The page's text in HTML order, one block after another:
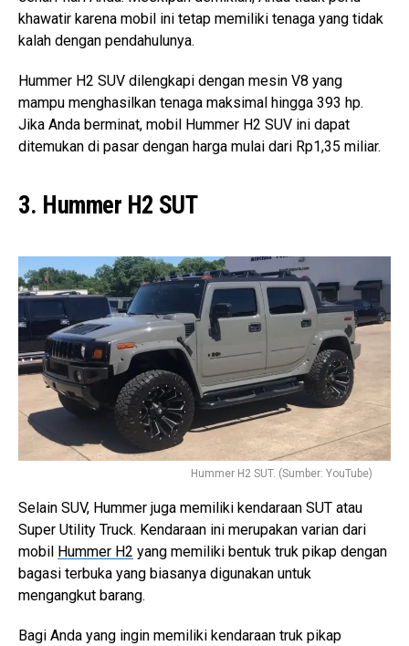
khawatir karena mobil ini tetap memiliki tenaga yang tidak
kalah dengan pendahulunya.
Hummer H2 SUV dilengkapi dengan mesin V8 yang
mampu menghasilkan tenaga maksimal hingga 393 hp.
Jika Anda berminat, mobil Hummer H2 SUV ini dapat
ditemukan di pasar dengan harga mulai dari Rp1,35 miliar.
3. Hummer H2 SUT
Hummer H2 SUT. (Sumber: YouTube)
Selain SUV, Hummer juga memiliki kendaraan SUT atau
Super Utility Truck. Kendaraan ini merupakan varian dari
mobil Hummer H2 yang memiliki bentuk truk pikap dengan
bagasi terbuka yang biasanya digunakan untuk
mengangkut barang.
Bagi Anda yang ingin memiliki kendaraan truk pikap